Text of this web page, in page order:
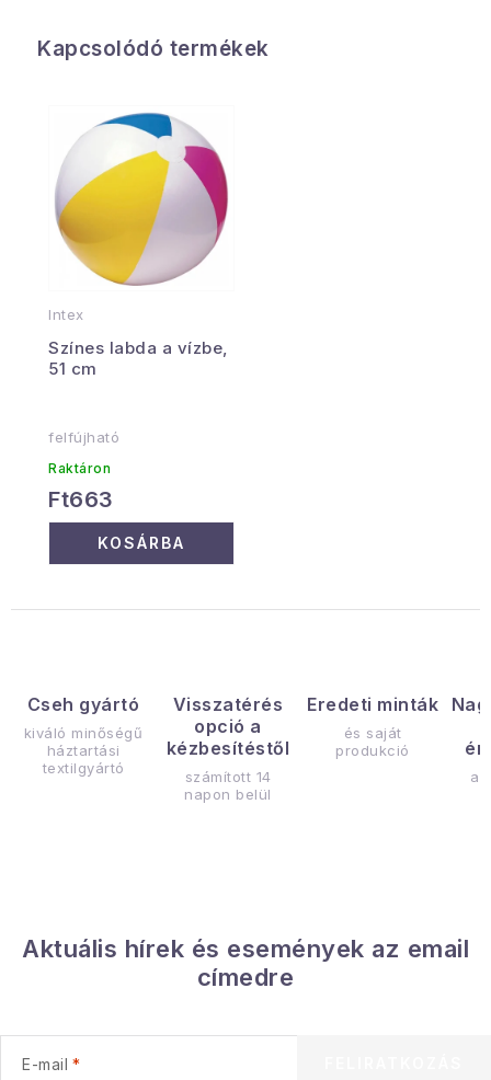
Cseh gyártó
kiváló minőségű
háztartási
textilgyártó
Visszatérés
opció a
kézbesítéstől
számított 14
napon belül
Eredeti minták
és saját
produkció
Kapcsolódó termékek
Intex
Színes labda a vízbe,
51 cm
felfújható
Raktáron
Ft663
KOSÁRBA
Aktuális hírek és események az email
címedre
E-mail